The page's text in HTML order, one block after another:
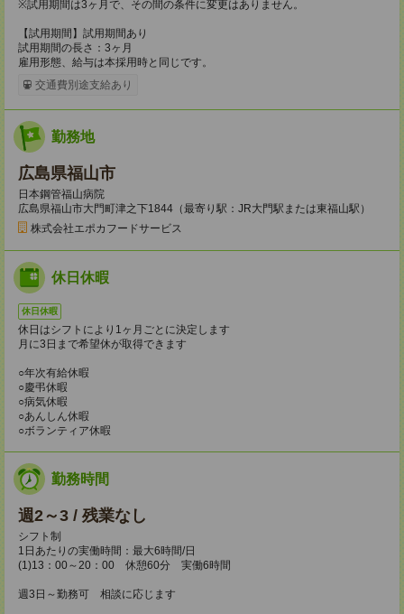
※試用期間は3ヶ月で、その間の条件に変更はありません。
【試用期間】試用期間あり
試用期間の長さ：3ヶ月
雇用形態、給与は本採用時と同じです。
交通費別途支給あり
勤務地
広島県福山市
日本鋼管福山病院
広島県福山市大門町津之下1844（最寄り駅：JR大門駅または東福山駅）
株式会社エポカフードサービス
休日休暇
休日休暇
休日はシフトにより1ヶ月ごとに決定します
月に3日まで希望休が取得できます
○年次有給休暇
○慶弔休暇
○病気休暇
○あんしん休暇
○ボランティア休暇
勤務時間
週2～3 / 残業なし
シフト制
1日あたりの実働時間：最大6時間/日
(1)13：00～20：00 休憩60分 実働6時間
週3日～勤務可 相談に応じます